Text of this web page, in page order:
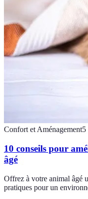
Confort et Aménagement5
10 conseils pour
âgé
Offrez à votre animal âgé
pratiques pour un